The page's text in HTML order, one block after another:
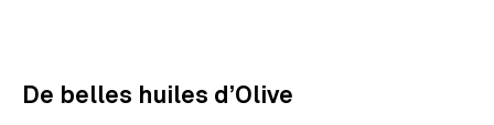
De belles huiles d’Olive